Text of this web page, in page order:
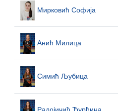
Мирковић Софија
Анић Милица
Симић Љубица
Радојичић Ђурђина